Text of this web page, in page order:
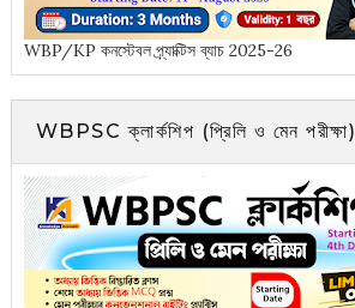
WBP/KP কনস্টেবল প্র্যাক্টিস ব্যাচ 2025-26
WBPSC ক্লার্কশিপ (প্রিলি ও মেন পরীক্ষা)